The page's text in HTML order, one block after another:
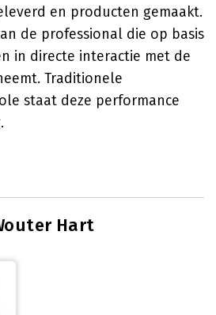
en producten gemaakt.
de professional die op basis
in directe interactie met de
Traditionele
staat deze performance
Hart